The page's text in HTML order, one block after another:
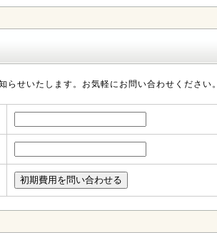
せいたします。お気軽にお問い合わせください。